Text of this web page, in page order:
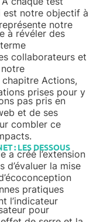
est notre objectif à
notre
à révéler des
collaborateurs et
Actions,
prises pour y
pas pris en
et de ses
combler ce
: LES DESSOUS
a créé l’extension
d’évaluer la mise
pratiques
l’indicateur
pour